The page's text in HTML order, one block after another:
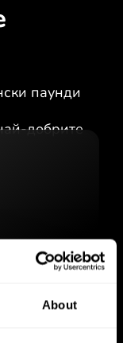
About
паунди
добрите